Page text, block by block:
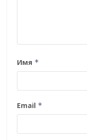
Имя *
Email *